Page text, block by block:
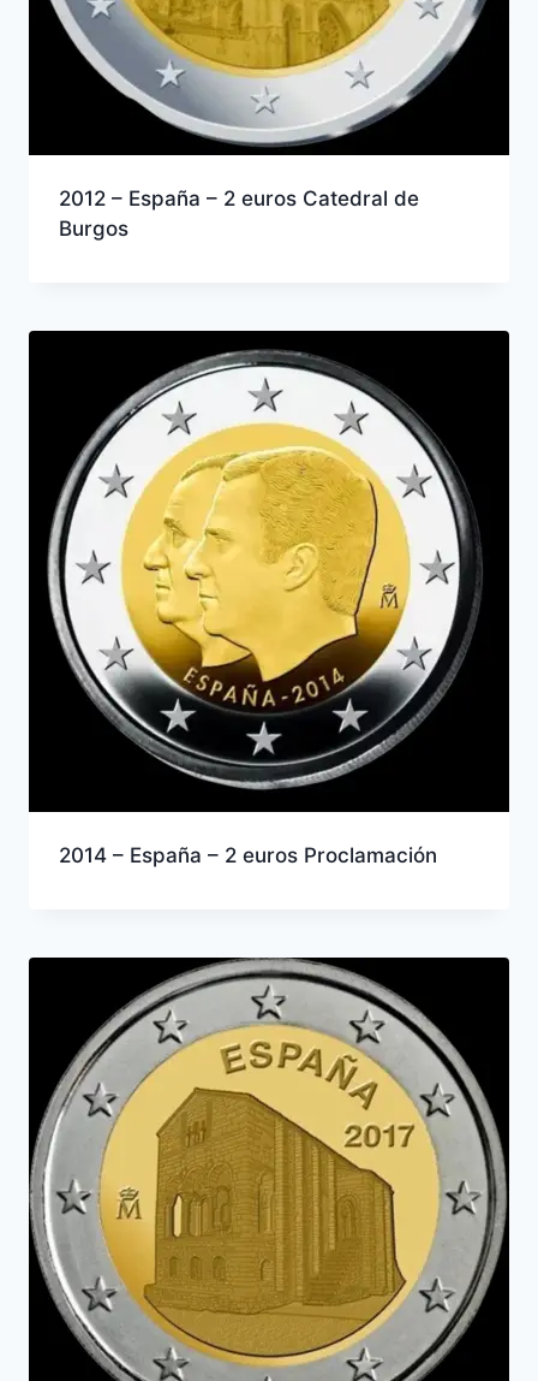
2012 – España – 2 euros Catedral de
Burgos
2014 – España – 2 euros Proclamación